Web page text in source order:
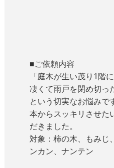
■ご依頼内容
「庭木が生い茂り1階
凄くて雨戸を閉め切っ
という切実なお悩みで
本からスッキリさせた
だきました。
対象：柿の木、もみじ
ンカン、ナンテン